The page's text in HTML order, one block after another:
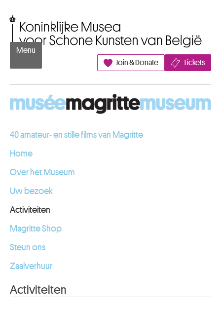
Menu
Join & Donate
Tickets
40 amateur- en stille films van Magritte
Home
Over het Museum
Uw bezoek
Activiteiten
Magritte Shop
Steun ons
Zaalverhuur
Activiteiten